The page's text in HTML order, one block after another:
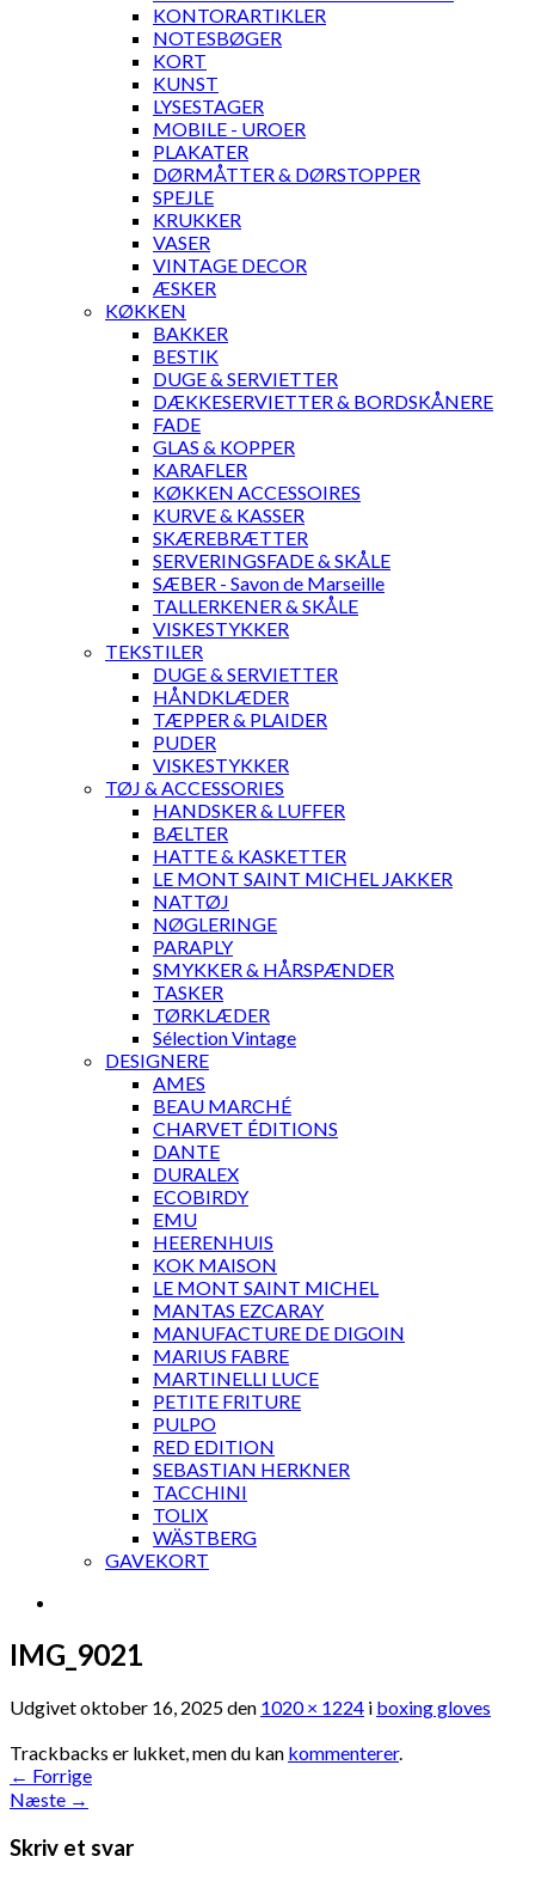
KONTORARTIKLER
NOTESBØGER
KORT
KUNST
LYSESTAGER
MOBILE - UROER
PLAKATER
DØRMÅTTER & DØRSTOPPER
SPEJLE
KRUKKER
VASER
VINTAGE DECOR
ÆSKER
KØKKEN
BAKKER
BESTIK
DUGE & SERVIETTER
DÆKKESERVIETTER & BORDSKÅNERE
FADE
GLAS & KOPPER
KARAFLER
KØKKEN ACCESSOIRES
KURVE & KASSER
SKÆREBRÆTTER
SERVERINGSFADE & SKÅLE
SÆBER - Savon de Marseille
TALLERKENER & SKÅLE
VISKESTYKKER
TEKSTILER
DUGE & SERVIETTER
HÅNDKLÆDER
TÆPPER & PLAIDER
PUDER
VISKESTYKKER
TØJ & ACCESSORIES
HANDSKER & LUFFER
BÆLTER
HATTE & KASKETTER
LE MONT SAINT MICHEL JAKKER
NATTØJ
NØGLERINGE
PARAPLY
SMYKKER & HÅRSPÆNDER
TASKER
TØRKLÆDER
Sélection Vintage
DESIGNERE
AMES
BEAU MARCHÉ
CHARVET ÉDITIONS
DANTE
DURALEX
ECOBIRDY
EMU
HEERENHUIS
KOK MAISON
LE MONT SAINT MICHEL
MANTAS EZCARAY
MANUFACTURE DE DIGOIN
MARIUS FABRE
MARTINELLI LUCE
PETITE FRITURE
PULPO
RED EDITION
SEBASTIAN HERKNER
TACCHINI
TOLIX
WÄSTBERG
GAVEKORT
IMG_9021
Udgivetoktober 16, 2025den 1020 × 1224 i boxing gloves
Trackbacks er lukket, men du kan kommenterer.
← Forrige
Næste →
Skriv et svar